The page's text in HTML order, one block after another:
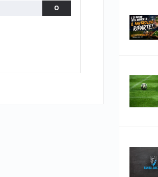
0